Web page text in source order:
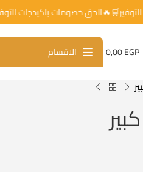
التوفير🛒🔥الحق خصومات
0,00EGP الاقسام